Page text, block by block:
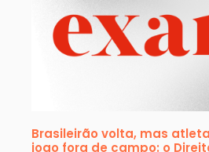
Brasileirão volta, mas
jogo fora de campo: o